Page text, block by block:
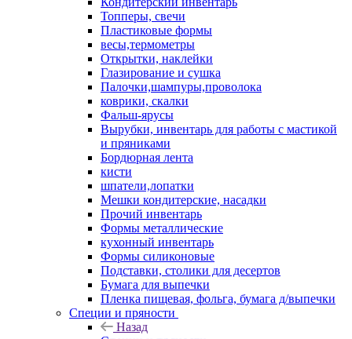
Топперы, свечи
Пластиковые формы
весы,термометры
Открытки, наклейки
Глазирование и сушка
Палочки,шампуры,проволока
коврики, скалки
Фальш-ярусы
Вырубки, инвентарь для работы с мастикой
и пряниками
Бордюрная лента
кисти
шпатели,лопатки
Мешки кондитерские, насадки
Прочий инвентарь
Формы металлические
кухонный инвентарь
Формы силиконовые
Подставки, столики для десертов
Бумага для выпечки
Пленка пищевая, фольга, бумага д/выпечки
Специи и пряности
Назад